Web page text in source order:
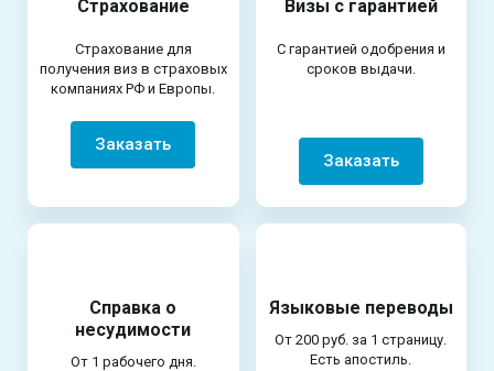
Страхование
Страхование для
получения виз в страховых
компаниях РФ и Европы.
Заказать
Визы с гарантией
С гарантией одобрения и
сроков выдачи.
Заказать
Справка о
несудимости
От 1 рабочего дня.
Языковые переводы
От 200 руб. за 1 страницу.
Есть апостиль.